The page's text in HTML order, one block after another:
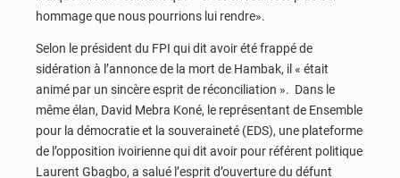
hommage que nous pourrions lui rendre».
Selon le président du FPI qui dit avoir été frappé de
sidération à l’annonce de la mort de Hambak, il « était
animé par un sincère esprit de réconciliation ». Dans le
même élan, David Mebra Koné, le représentant de Ensemble
pour la démocratie et la souveraineté (EDS), une plateforme
de l’opposition ivoirienne qui dit avoir pour référent politique
Laurent Gbagbo, a salué l’esprit d’ouverture du défunt